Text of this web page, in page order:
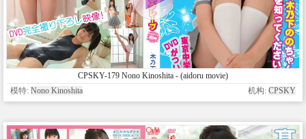
CPSKY-179 Nono Kinoshita - (aidoru movie)
模特: Nono Kinoshita 机构: CPSKY